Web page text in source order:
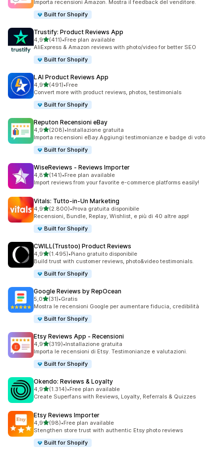
Importa recensioni Amazon. Mostra il feedback del venditore.
Built for Shopify
Trustify: Product Reviews App
4,9stelle su 5
(411)
411 recensioni totali
•Free plan available
AliExpress & Amazon reviews with photo/video for better SEO
Built for Shopify
LAI Product Reviews App
4,9stelle su 5
(491)
491 recensioni totali
•Free
Convert more with product reviews, photos, testimonials
Built for Shopify
Reputon Recensioni eBay
4,9stelle su 5
(208)
208 recensioni totali
•Installazione gratuita
Importa recensioni eBay.Aggiungi testimonianze e badge di voto
Built for Shopify
WiseReviews ‑ Reviews Importer
4,8stelle su 5
(141)
141 recensioni totali
•Free plan available
Import reviews from your favorite e-commerce platforms easily!
Vitals: Tutto‑in‑Un Marketing
4,9stelle su 5
(2.800)
2800 recensioni totali
•Prova gratuita disponibile
Recensioni, Bundle, Replay, Wishlist, e più di 40 altre app!
Built for Shopify
CWILL(Trustoo) Product Reviews
4,9stelle su 5
(1.495)
1495 recensioni totali
•Piano gratuito disponibile
Build trust with customer reviews, photo&video testimonials.
Built for Shopify
Google Reviews by RepOcean
5,0stelle su 5
(31)
31 recensioni totali
•Gratis
Mostra le recensioni Google per aumentare fiducia, credibilità
Built for Shopify
Etsy Reviews App ‑ Recensioni
4,9stelle su 5
(319)
319 recensioni totali
•Installazione gratuita
Importa le recensioni di Etsy. Testimonianze e valutazioni.
Built for Shopify
Okendo: Reviews & Loyalty
4,9stelle su 5
(1.314)
1314 recensioni totali
•Free plan available
Create Superfans with Reviews, Loyalty, Referrals & Quizzes
Etsy Reviews Importer
4,9stelle su 5
(98)
98 recensioni totali
•Free plan available
Stengthen store trust with authentic Etsy photo reviews
Built for Shopify